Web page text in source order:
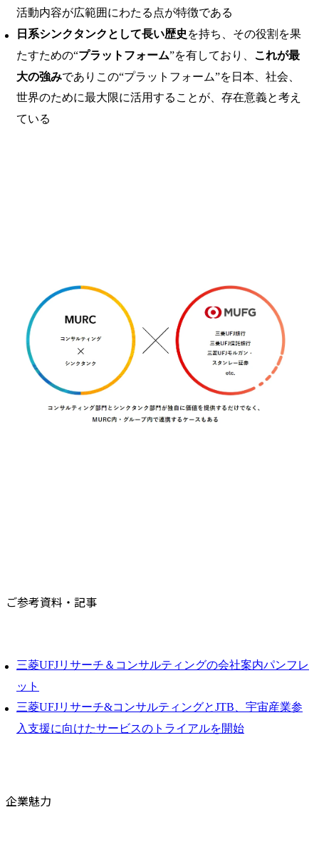
活動内容が広範囲にわたる点が特徴である
日系シンクタンクとして長い歴史 を持ち、その役割を果
たすための“プラットフォーム”を有しており、 これが最
大の強みでありこの“プラットフォーム”を日本、社会、
世界のために最大限に活用することが、存在意義と考え
ている
ご参考資料・記事
三菱UFJリサーチ＆コンサルティングの会社案内パンフレ
ット
三菱UFJリサーチ&コンサルティングとJTB、宇宙産業参
入支援に向けたサービスのトライアルを開始
企業魅力